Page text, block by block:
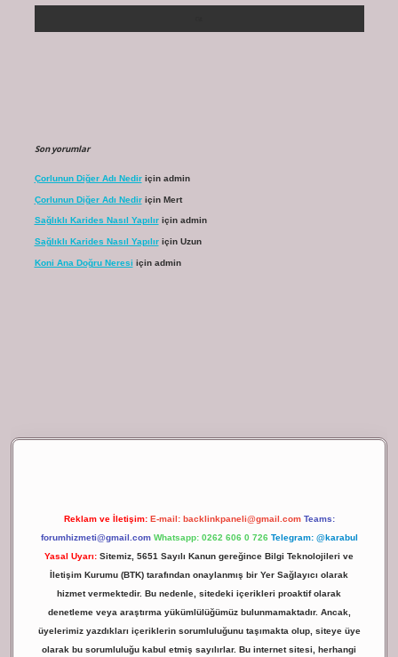
Son yorumlar
Çorlunun Diğer Adı Nediriçin admin
Çorlunun Diğer Adı Nediriçin Mert
Sağlıklı Karides Nasıl Yapılıriçin admin
Sağlıklı Karides Nasıl Yapılıriçin Uzun
Koni Ana Doğru Neresi için admin
Reklam ve İletişim: E-mail: backlinkpaneli@gmail.com Teams:
forumhizmeti@gmail.com Whatsapp: 0262 606 0 726 Telegram: @karabul
Yasal Uyarı: Sitemiz, 5651 Sayılı Kanun gereğince Bilgi Teknolojileri ve
İletişim Kurumu (BTK) tarafından onaylanmış bir Yer Sağlayıcı olarak
hizmet vermektedir. Bu nedenle, sitedeki içerikleri proaktif olarak
denetleme veya araştırma yükümlülüğümüz bulunmamaktadır. Ancak,
üyelerimiz yazdıkları içeriklerin sorumluluğunu taşımakta olup, siteye üye
olarak bu sorumluluğu kabul etmiş sayılırlar. Bu internet sitesi, herhangi